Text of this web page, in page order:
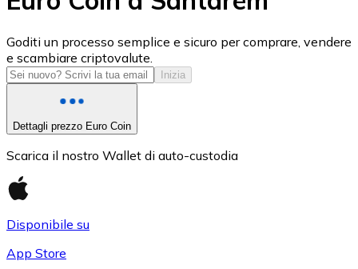
USD Coin
USDC
Goditi un processo semplice e sicuro per comprare, vendere
e scambiare criptovalute.
Inizia
Dettagli prezzo Euro Coin
Scarica il nostro Wallet di auto-custodia
Disponibile su
App Store